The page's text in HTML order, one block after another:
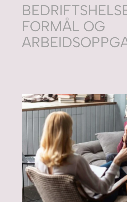
FORMÅL OG